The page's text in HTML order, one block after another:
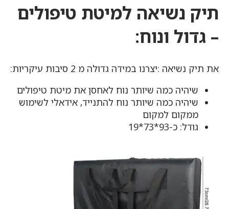
תיק נשיאה למיטת טיפולים
– גדול ונוח:
את תיק נשיאה :יצרנו במידה גדולה מ 2 סיבות עיקריות:
שיהיה כמה שיותר נוח לאחסן את מיטת טיפולים
שיהיה כמה שיותר נוח להתנייד, אידאלי לשימוש
ממקום למקום
גודל: כ-93*73*19